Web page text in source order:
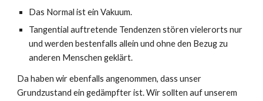
Das Normal ist ein Vakuum.
Tangential auftretende Tendenzen stören vielerorts nur
und werden bestenfalls allein und ohne den Bezug zu
anderen Menschen geklärt.
Da haben wir ebenfalls angenommen, dass unser
Grundzustand ein gedämpfter ist. Wir sollten auf unserem